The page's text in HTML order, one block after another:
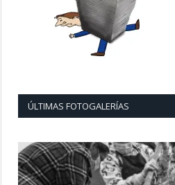
ÚLTIMAS FOTOGALERÍAS